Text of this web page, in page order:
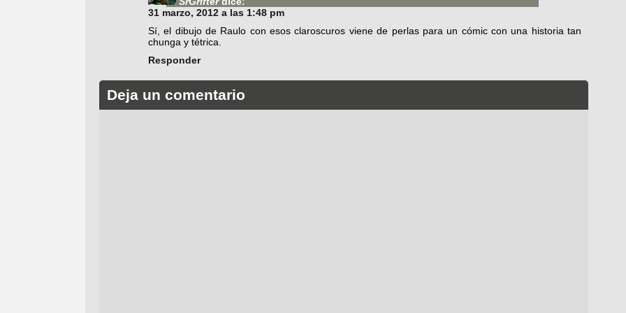
31 marzo, 2012 a las 1:48 pm
Sí, el dibujo de Raulo con esos claroscuros viene de perlas para un cómic con una historia tan
chunga y tétrica.
Responder
Deja un comentario